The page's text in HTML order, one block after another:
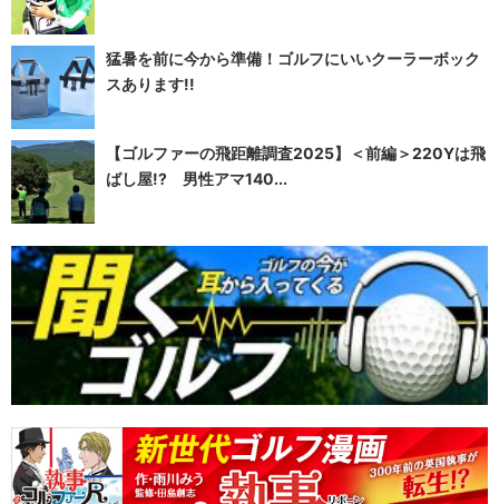
猛暑を前に今から準備！ゴルフにいいクーラーボック
スあります!!
【ゴルファーの飛距離調査2025】＜前編＞220Yは飛
ばし屋!? 男性アマ140...